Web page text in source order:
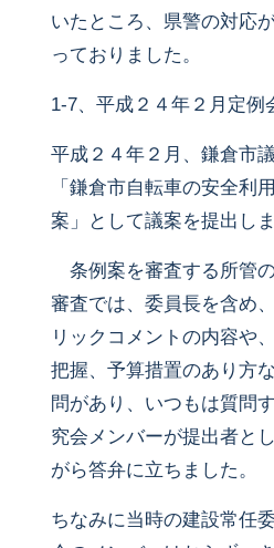
いたところ、県警の対応
っておりました。
1-7、平成２４年２月定例
平成２４年２月、鎌倉市
「鎌倉市自転車の安全利
案」として議案を提出しま
条例案を審査する所管
審査では、委員長を含め
リックコメントの内容や
把握、予算措置のあり方
問があり、いつもは質問
究会メンバーが提出者と
がら答弁に立ちました。
ちなみに当時の建設常任